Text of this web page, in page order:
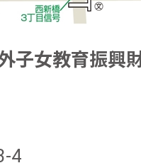
子女教育振興
4